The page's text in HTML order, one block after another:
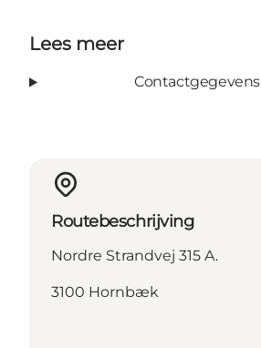
Lees meer
Contactgegevens
Routebeschrijving
Nordre Strandvej 315 A.
3100 Hornbæk